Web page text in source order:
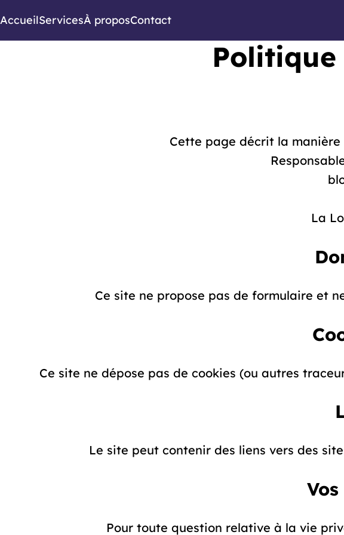
AccueilServicesÀ proposContact
Cette page décrit la manière
La
Ce site ne propose pas de formulaire et
Ce site ne dépose pas de cookies (ou autres
Le site peut contenir des liens vers des
Pour toute question relative à la vie